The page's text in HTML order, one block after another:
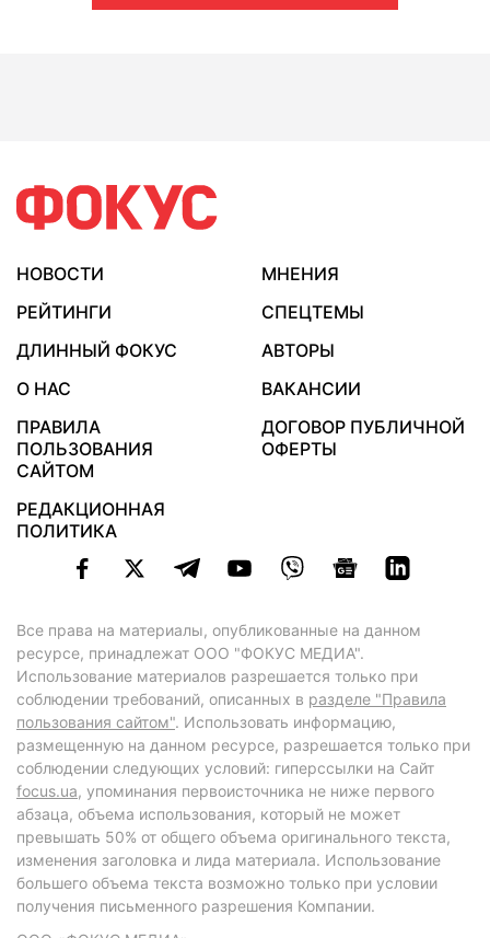
НОВОСТИ
МНЕНИЯ
РЕЙТИНГИ
СПЕЦТЕМЫ
ДЛИННЫЙ ФОКУС
АВТОРЫ
О НАС
ВАКАНСИИ
ПРАВИЛА
ПОЛЬЗОВАНИЯ
САЙТОМ
ДОГОВОР ПУБЛИЧНОЙ
ОФЕРТЫ
РЕДАКЦИОННАЯ
ПОЛИТИКА
Все права на материалы, опубликованные на данном
ресурсе, принадлежат ООО "ФОКУС МЕДИА".
Использование материалов разрешается только при
соблюдении требований, описанных в разделе "Правила
пользования сайтом". Использовать информацию,
размещенную на данном ресурсе, разрешается только при
соблюдении следующих условий: гиперссылки на Сайт
focus.ua, упоминания первоисточника не ниже первого
абзаца, объема использования, который не может
превышать 50% от общего объема оригинального текста,
изменения заголовка и лида материала. Использование
большего объема текста возможно только при условии
получения письменного разрешения Компании.